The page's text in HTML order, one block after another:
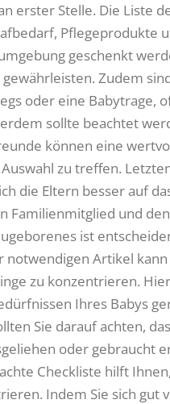
erster Stelle. Die Liste
Pflegeprodukte
geschenkt
gewährleisten. Zudem
oder eine Babytrage,
sollte beachtet
können eine
zu treffen.
die Eltern besser auf
Familienmitglied und
ist
notwendigen Artikel
zu konzentrieren.
Ihres Babys
Sie darauf achten,
oder gebraucht
Checkliste hilft
Indem Sie sich